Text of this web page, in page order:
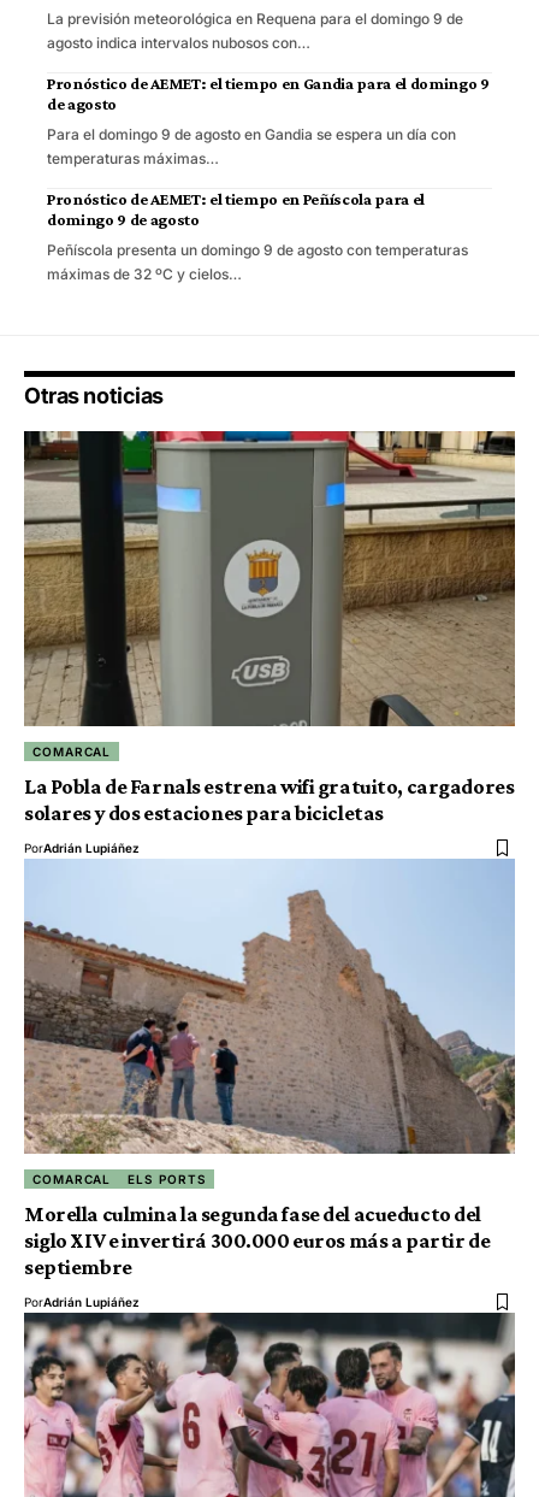
La previsión meteorológica en Requena para el domingo 9 de
agosto indica intervalos nubosos con…
Pronóstico de AEMET: el tiempo en Gandia para el domingo 9
de agosto
Para el domingo 9 de agosto en Gandia se espera un día con
temperaturas máximas…
Pronóstico de AEMET: el tiempo en Peñíscola para el
domingo 9 de agosto
Peñíscola presenta un domingo 9 de agosto con temperaturas
máximas de 32 ºC y cielos…
Otras noticias
COMARCAL
La Pobla de Farnals estrena wifi gratuito, cargadores
solares y dos estaciones para bicicletas
PorAdrián Lupiáñez
COMARCAL ELS PORTS
Morella culmina la segunda fase del acueducto del
siglo XIV e invertirá 300.000 euros más a partir de
septiembre
PorAdrián Lupiáñez